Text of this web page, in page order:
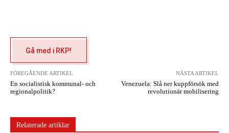
Gå med i RKP!
FÖREGÅENDE ARTIKEL
En socialistisk kommunal- och
regionalpolitik?
NÄSTA ARTIKEL
Venezuela: Slå ner kuppförsök med
revolutionär mobilisering
Relaterade artiklar